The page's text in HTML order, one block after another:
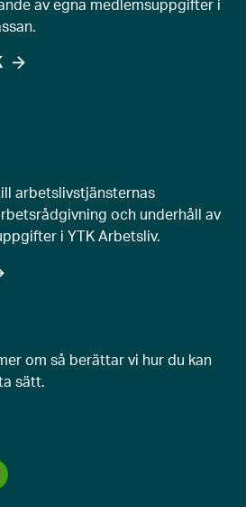
av egna medlemsuppgifter i
arbetslivstjänsternas
och underhåll av
i YTK Arbetsliv.
om så berättar vi hur du kan
sätt.